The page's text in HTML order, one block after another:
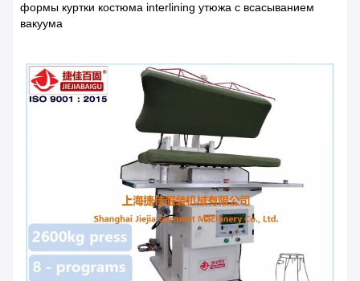
формы куртки костюма interlining утюжа с всасыванием
вакуума